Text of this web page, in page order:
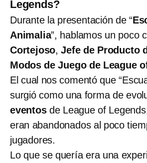
Legends?
Durante la presentación de “
Animalia”, hablamos un poco
Cortejoso,Jefe de Producto
Modos de Juego de League
El cual nos comentó que
surgió como una forma de
eventos de League of
eran abandonados al poco
jugadores.
Lo que se quería era una